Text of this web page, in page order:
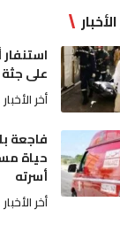
على
أخر الأخبار
فاجعة
أسرته
أخر الأخبار